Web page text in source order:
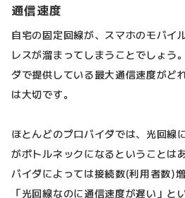
通信速度
自宅の固定回線が、スマホのモバイ
レスが溜まってしまうことでしょう
ダで提供している最大通信速度がど
は大切です。
ほとんどのプロバイダでは、光回線
がボトルネックになるということは
バイダによっては接続数(利用者数)
「光回線なのに通信速度が遅い」と